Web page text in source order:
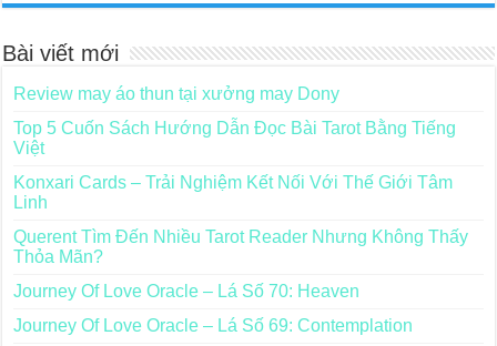
Bài viết mới
Review may áo thun tại xưởng may Dony
Top 5 Cuốn Sách Hướng Dẫn Đọc Bài Tarot Bằng Tiếng
Việt
Konxari Cards – Trải Nghiệm Kết Nối Với Thế Giới Tâm
Linh
Querent Tìm Đến Nhiều Tarot Reader Nhưng Không Thấy
Thỏa Mãn?
Journey Of Love Oracle – Lá Số 70: Heaven
Journey Of Love Oracle – Lá Số 69: Contemplation